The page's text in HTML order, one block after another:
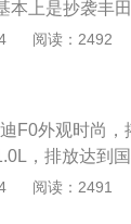
，内凹式线
挡次很高的
的汽车一样的
和，尾灯也选
修饰作用极强
有人未按照本
更登记、转移
本上是抄袭丰
款的卖的比
求那个。因
；3、比亚迪
发动机，有着
阅读：2492
F0外观时尚
，排放达到
、动力转向等
阅读：2491